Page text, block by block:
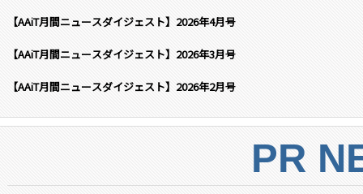
【AAiT月間ニュースダイジェスト】2026年4月号
【AAiT月間ニュースダイジェスト】2026年3月号
【AAiT月間ニュースダイジェスト】2026年2月号
PR